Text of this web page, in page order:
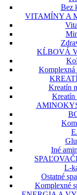
Bez
VITAMÍNY A
KĹBOVÁ
Kreatín
Kreatín
Iné
L-
Ostatné
Komplexné